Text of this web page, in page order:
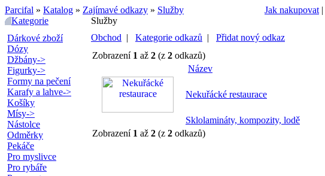
Parcifal » Katalog » Zajímavé odkazy » Služby Jak nakupovat |
Kategorie
Dárkové zboží
Dózy
Džbány->
Figurky->
Formy na pečení
Karafy a lahve->
Košíky
Mísy->
Nástolce
Odměrky
Pekáče
Pro myslivce
Pro rybáře
Služby
Obchod | Kategorie odkazů | Přidat nový odkaz
Zobrazení 1 až 2 (z 2 odkazů)
Název
Nekuřácké restaurace
Sklolamináty, kompozity, lodě
Zobrazení 1 až 2 (z 2 odkazů)